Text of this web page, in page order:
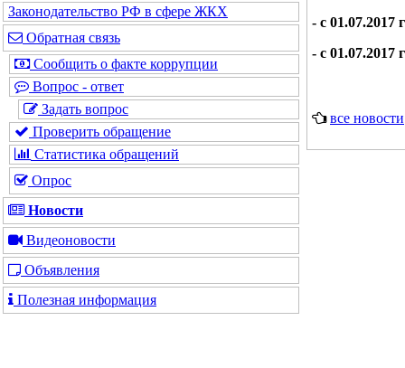
Законодательство РФ в сфере ЖКХ
Обратная связь
Сообщить о факте коррупции
Вопрос - ответ
Задать вопрос
Проверить обращение
Статистика обращений
Опрос
Новости
Видеоновости
Объявления
Полезная информация
- с 01.07.2017
- с 01.07.2017
все новости